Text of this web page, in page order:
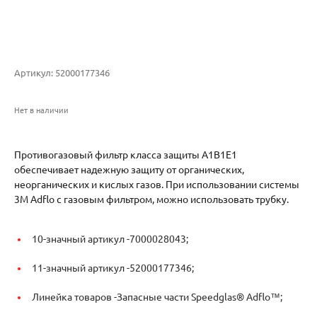
Артикул: 52000177346
Нет в наличии
Противогазовый фильтр класса защиты A1B1E1
обеспечивает надежную защиту от органических,
неорганических и кислых газов. При использовании системы
3M Adflo с газовым фильтром, можно использовать трубку.
10-значный артикул -7000028043;
11-значный артикул -52000177346;
Линейка товаров -Запасные части Speedglas® Adflo™;